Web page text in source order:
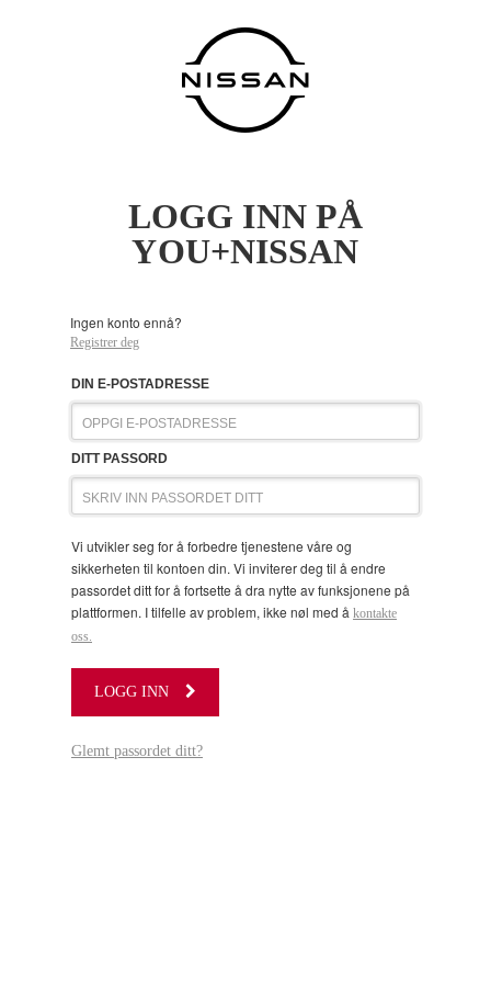
LOGG INN PÅ
YOU+NISSAN
Ingen konto ennå?
Registrer deg
DIN E-POSTADRESSE
DITT PASSORD
Vi utvikler seg for å forbedre tjenestene våre og
sikkerheten til kontoen din. Vi inviterer deg til å endre
passordet ditt for å fortsette å dra nytte av funksjonene på
plattformen. I tilfelle av problem, ikke nøl med å kontakte
oss.
LOGG INN
Glemt passordet ditt?